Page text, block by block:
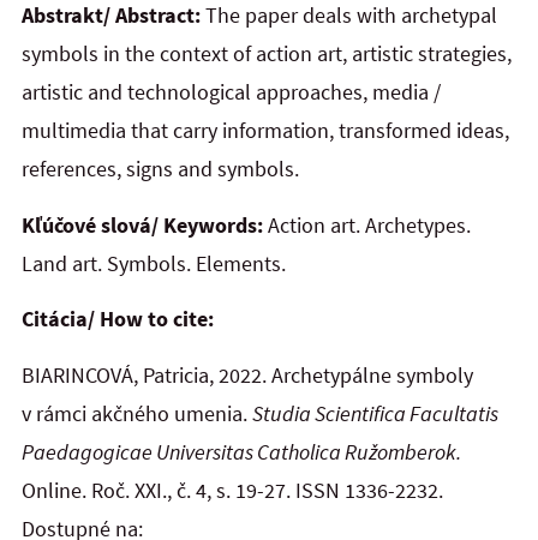
Abstrakt/ Abstract:The paper deals with archetypal
symbols in the context of action art, artistic strategies,
artistic and technological approaches, media /
multimedia that carry information, transformed ideas,
references, signs and symbols.
Kľúčové slová/ Keywords:Action art. Archetypes.
Land art. Symbols. Elements.
Citácia/ How to cite:
BIARINCOVÁ, Patricia, 2022. Archetypálne symboly
v rámci akčného umenia.Studia Scientifica Facultatis
Paedagogicae Universitas Catholica Ružomberok.
Online. Roč. XXI., č. 4, s. 19-27. ISSN 1336-2232.
Dostupné na: